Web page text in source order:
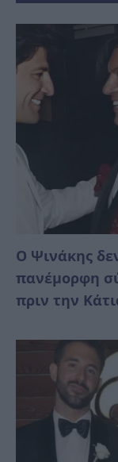
Ο Ψινάκης
πανέμορφη
πριν την